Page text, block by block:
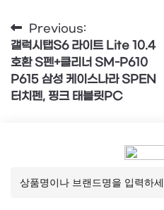
글
탐
색
Previous:
갤럭시탭S6 라이트 Lite 10.4
호환 S펜+클리너 SM-P610
P615 삼성 케이스나라 SPEN
터치펜, 핑크 태블릿PC